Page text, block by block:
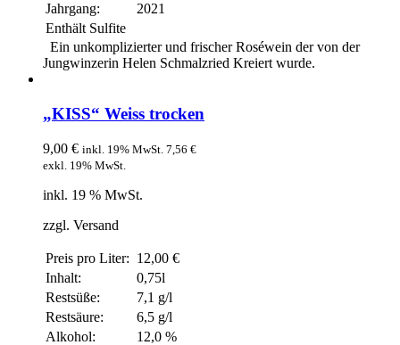
Jahrgang:
2021
Enthält Sulfite
Ein unkomplizierter und frischer Roséwein der von der
Jungwinzerin Helen Schmalzried Kreiert wurde.
„KISS“ Weiss trocken
9,00 € inkl. 19% MwSt. 7,56 €
exkl. 19% MwSt.
inkl. 19 % MwSt.
zzgl. Versand
Preis pro Liter: 12,00 €
Inhalt:
0,75l
Restsüße:
7,1 g/l
Restsäure:
6,5 g/l
Alkohol:
12,0 %